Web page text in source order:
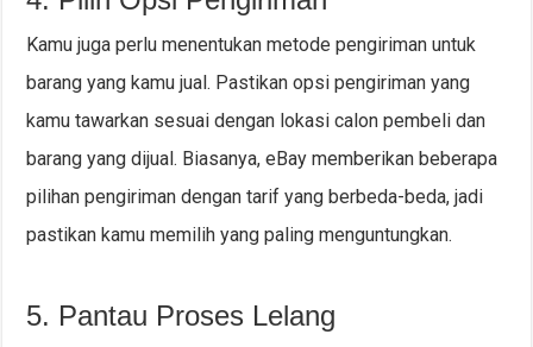
Kamu juga perlu menentukan metode pengiriman untuk
barang yang kamu jual. Pastikan opsi pengiriman yang
kamu tawarkan sesuai dengan lokasi calon pembeli dan
barang yang dijual. Biasanya, eBay memberikan beberapa
pilihan pengiriman dengan tarif yang berbeda-beda, jadi
pastikan kamu memilih yang paling menguntungkan.
5. Pantau Proses Lelang